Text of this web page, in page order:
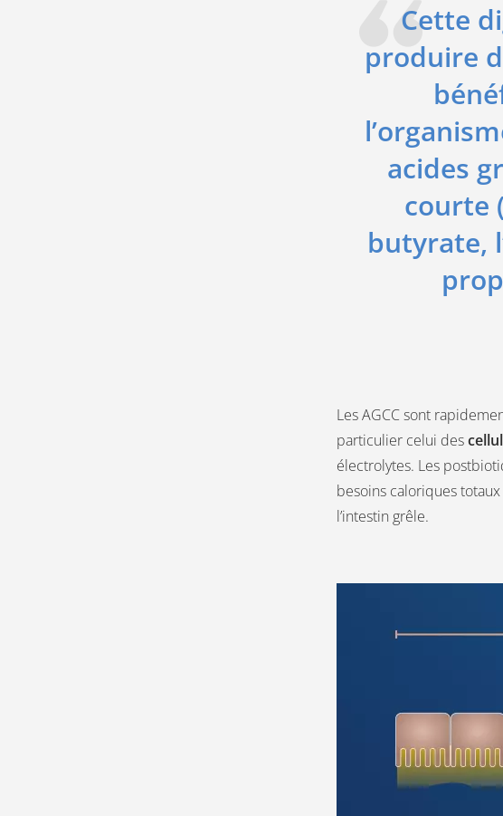
Cette
produire
acides
courte
butyrate,
Les AGCC sont
particulier celui des
électrolytes. Les
besoins caloriques
l’intestin grêle.